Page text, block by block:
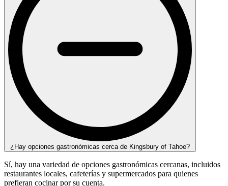
¿Hay opciones gastronómicas cerca de Kingsbury of Tahoe?
Sí, hay una variedad de opciones gastronómicas cercanas, incluidos
restaurantes locales, cafeterías y supermercados para quienes
prefieran cocinar por su cuenta.